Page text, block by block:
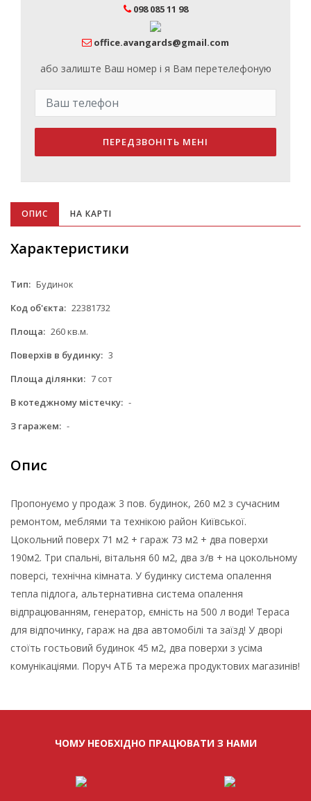
098 085 11 98
office.avangards@gmail.com
або залиште Ваш номер і я Вам перетелефоную
ПЕРЕДЗВОНІТЬ МЕНІ
ОПИС НА КАРТІ
Характеристики
Тип: Будинок
Код об'єкта: 22381732
Площа: 260 кв.м.
Поверхів в будинку: 3
Площа ділянки: 7 сот
В котеджному містечку: -
З гаражем: -
Опис
Пропонуємо у продаж 3 пов. будинок, 260 м2 з сучасним
ремонтом, меблями та технікою район Київської.
Цокольний поверх 71 м2 + гараж 73 м2 + два поверхи
190м2. Три спальні, вітальня 60 м2, два з/в + на цокольному
поверсі, технічна кімната. У будинку система опалення
тепла підлога, альтернативна система опалення
відпрацюванням, генератор, ємність на 500 л води! Тераса
для відпочинку, гараж на два автомобілі та заїзд! У дворі
стоїть гостьовий будинок 45 м2, два поверхи з усіма
комунікаціями. Поруч АТБ та мережа продуктових магазинів!
ЧОМУ НЕОБХІДНО ПРАЦЮВАТИ З НАМИ